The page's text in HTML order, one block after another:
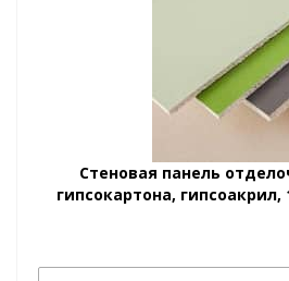
Стеновая панель
гипсокартона, гипсоакрил,